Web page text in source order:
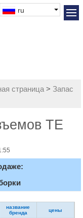
ru
страница > Запас
TE
название
бренда
цены